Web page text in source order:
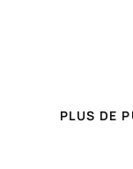
PLUS DE